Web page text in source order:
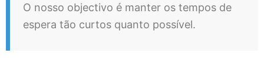
O nosso objectivo é manter os tempos de
espera tão curtos quanto possível.